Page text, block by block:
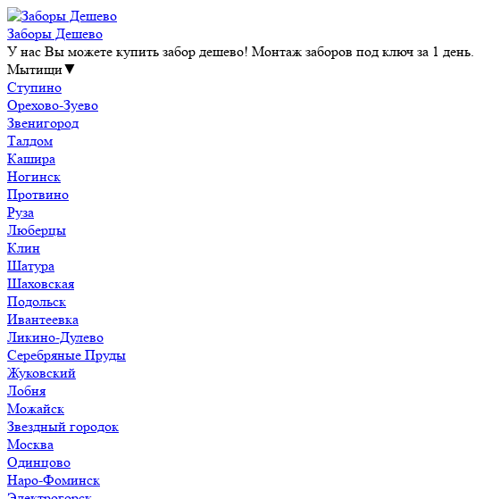
Заборы Дешево
У нас Вы можете купить забор дешево! Монтаж заборов под ключ за 1 день.
Мытищи▼
Ступино
Орехово-Зуево
Звенигород
Талдом
Кашира
Ногинск
Протвино
Руза
Люберцы
Клин
Шатура
Шаховская
Подольск
Ивантеевка
Ликино-Дулево
Серебряные Пруды
Жуковский
Лобня
Можайск
Звездный городок
Москва
Одинцово
Наро-Фоминск